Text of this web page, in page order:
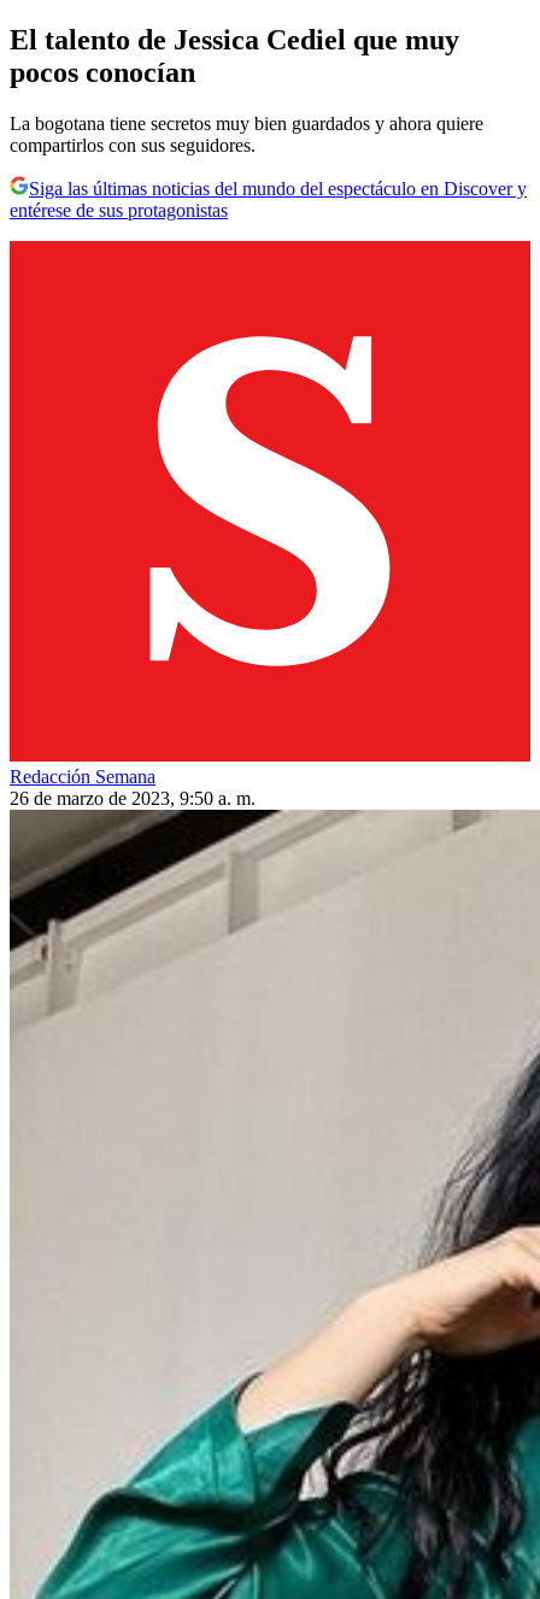
El talento de Jessica Cediel que muy
pocos conocían
La bogotana tiene secretos muy bien guardados y ahora quiere
compartirlos con sus seguidores.
Siga las últimas noticias del mundo del espectáculo en Discover y
entérese de sus protagonistas
Redacción Semana
26 de marzo de 2023, 9:50 a. m.